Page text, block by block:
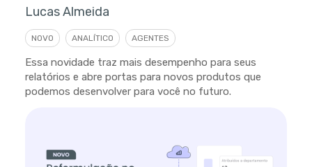
Lucas Almeida
NOVO ANALÍTICO AGENTES
Essa novidade traz mais desempenho para seus
relatórios e abre portas para novos produtos que
podemos desenvolver para você no futuro.